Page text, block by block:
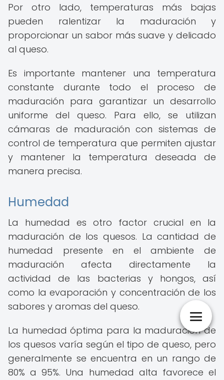
Por otro lado, temperaturas más bajas
pueden ralentizar la maduración y
proporcionar un sabor más suave y delicado
al queso.
Es importante mantener una temperatura
constante durante todo el proceso de
maduración para garantizar un desarrollo
uniforme del queso. Para ello, se utilizan
cámaras de maduración con sistemas de
control de temperatura que permiten ajustar
y mantener la temperatura deseada de
manera precisa.
Humedad
La humedad es otro factor crucial en la
maduración de los quesos. La cantidad de
humedad presente en el ambiente de
maduración afecta directamente la
actividad de las bacterias y hongos, así
como la evaporación y concentración de los
sabores y aromas del queso.
La humedad óptima para la maduración de
los quesos varía según el tipo de queso, pero
generalmente se encuentra en un rango de
80% a 95%. Una humedad alta favorece el